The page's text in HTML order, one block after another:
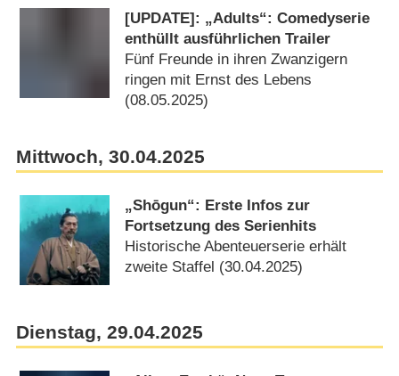
[UPDATE]: „Adults“: Comedyserie
enthüllt ausführlichen Trailer
Fünf Freunde in ihren Zwanzigern
ringen mit Ernst des Lebens
(08.05.2025)
Mittwoch, 30.04.2025
„Shōgun“: Erste Infos zur
Fortsetzung des Serienhits
Historische Abenteuerserie erhält
zweite Staffel (30.04.2025)
Dienstag, 29.04.2025